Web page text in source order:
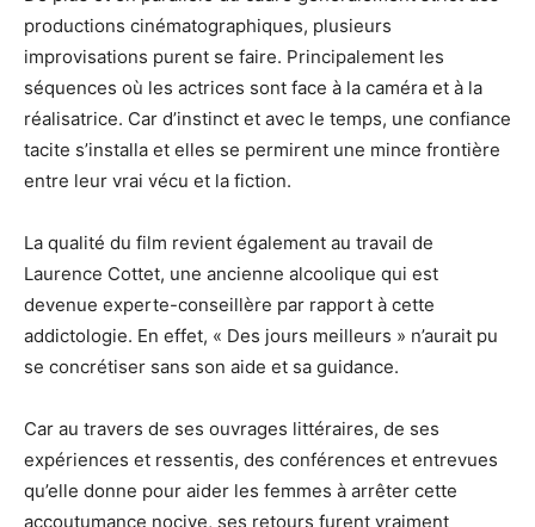
productions cinématographiques, plusieurs
improvisations purent se faire. Principalement les
séquences où les actrices sont face à la caméra et à la
réalisatrice. Car d’instinct et avec le temps, une confiance
tacite s’installa et elles se permirent une mince frontière
entre leur vrai vécu et la fiction.
La qualité du film revient également au travail de
Laurence Cottet, une ancienne alcoolique qui est
devenue experte-conseillère par rapport à cette
addictologie. En effet, « Des jours meilleurs » n’aurait pu
se concrétiser sans son aide et sa guidance.
Car au travers de ses ouvrages littéraires, de ses
expériences et ressentis, des conférences et entrevues
qu’elle donne pour aider les femmes à arrêter cette
accoutumance nocive, ses retours furent vraiment